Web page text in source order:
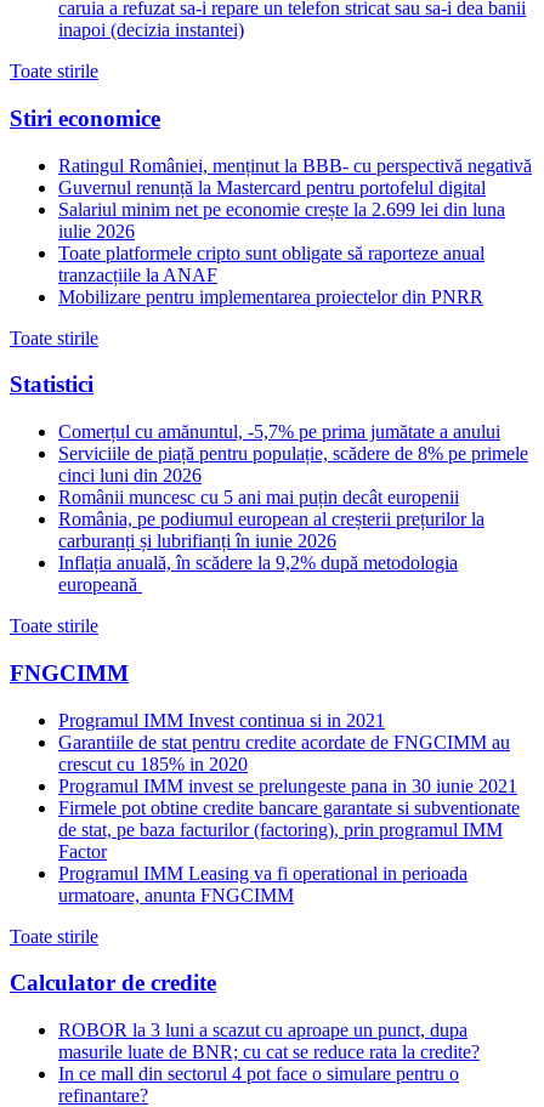
caruia a refuzat sa-i repare un telefon stricat sau sa-i dea banii
inapoi (decizia instantei)
Toate stirile
Stiri economice
Ratingul României, menținut la BBB- cu perspectivă negativă
Guvernul renunță la Mastercard pentru portofelul digital
Salariul minim net pe economie crește la 2.699 lei din luna
iulie 2026
Toate platformele cripto sunt obligate să raporteze anual
tranzacțiile la ANAF
Mobilizare pentru implementarea proiectelor din PNRR
Toate stirile
Statistici
Comerțul cu amănuntul, -5,7% pe prima jumătate a anului
Serviciile de piață pentru populație, scădere de 8% pe primele
cinci luni din 2026
Românii muncesc cu 5 ani mai puțin decât europenii
România, pe podiumul european al creșterii prețurilor la
carburanți și lubrifianți în iunie 2026
Inflația anuală, în scădere la 9,2% după metodologia
europeană
Toate stirile
FNGCIMM
Programul IMM Invest continua si in 2021
Garantiile de stat pentru credite acordate de FNGCIMM au
crescut cu 185% in 2020
Programul IMM invest se prelungeste pana in 30 iunie 2021
Firmele pot obtine credite bancare garantate si subventionate
de stat, pe baza facturilor (factoring), prin programul IMM
Factor
Programul IMM Leasing va fi operational in perioada
urmatoare, anunta FNGCIMM
Toate stirile
Calculator de credite
ROBOR la 3 luni a scazut cu aproape un punct, dupa
masurile luate de BNR; cu cat se reduce rata la credite?
In ce mall din sectorul 4 pot face o simulare pentru o
refinantare?